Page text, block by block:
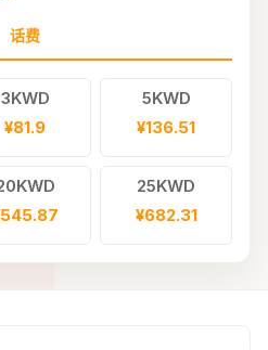
话费
3KWD
¥81.9
5KWD
¥136.51
25KWD
¥682.31